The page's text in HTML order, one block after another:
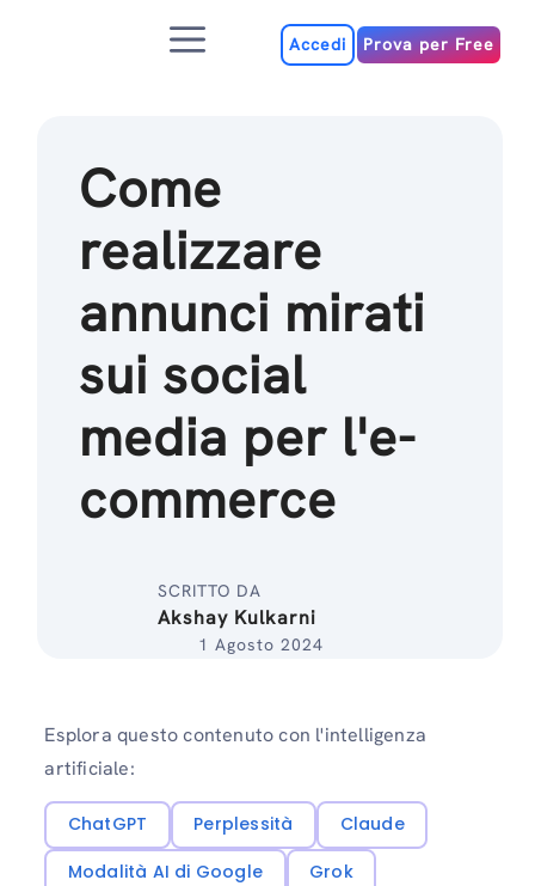
MenuAccedi Prova per Free
Come
realizzare
annunci mirati
sui social
media per l'e-
commerce
SCRITTO DA
Akshay Kulkarni
1 Agosto 2024
Esplora questo contenuto con l'intelligenza
artificiale:
ChatGPT Perplessità
Claude
Modalità AI di Google
Grok